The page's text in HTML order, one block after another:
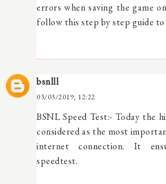
errors when saving the game
follow this step by step guide
bsnlll
03/03/2019, 12:22
BSNL Speed Test:- Today the
considered as the most
internet connection. It
speedtest.